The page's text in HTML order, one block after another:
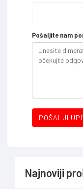
Pošaljite nam
POŠALJI
Najnoviji